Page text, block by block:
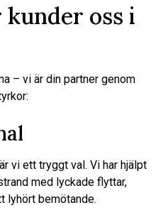
oss i
– vi är din partner genom
vi ett tryggt val. Vi har hjälpt
med lyckade flyttar,
lyhört bemötande.